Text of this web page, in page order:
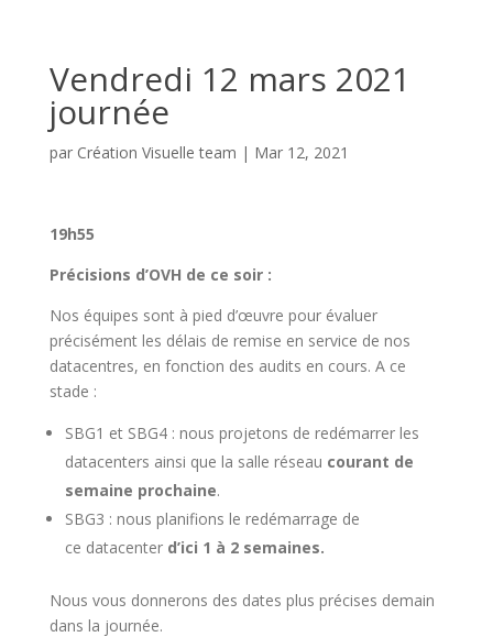
Vendredi 12 mars 2021
journée
par Création Visuelle team | Mar 12, 2021
19h55
Précisions d’OVH de ce soir :
Nos équipes sont à pied d’œuvre pour évaluer
précisément les délais de remise en service de nos
datacentres, en fonction des audits en cours. A ce
stade :
SBG1 et SBG4 : nous projetons de redémarrer les
datacenters ainsi que la salle réseau courant de
semaine prochaine.
SBG3 : nous planifions le redémarrage de
ce datacenter d’ici 1 à 2 semaines.
Nous vous donnerons des dates plus précises demain
dans la journée.